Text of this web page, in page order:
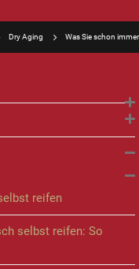
Dry Aging Was Sie schon
reifen
selbst reifen: So